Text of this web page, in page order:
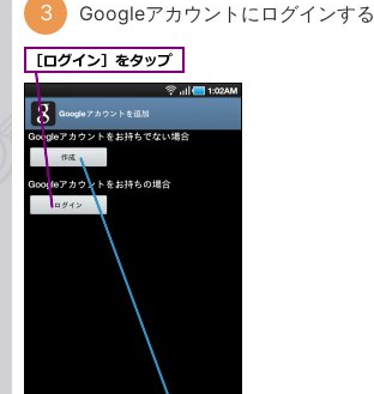
Googleアカウントにログインする